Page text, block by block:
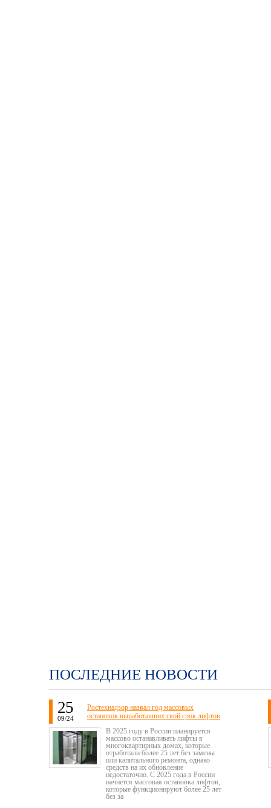
ПОСЛЕДНИЕ НОВОСТИ
25
09/24
Ростехнадзор назвал год массовых
остановок выработавших свой срок лифтов
В 2025 году в России планируется
массово останавливать лифты в
многоквартирных домах, которые
отработали более 25 лет без замены
или капитального ремонта, однако
средств на их обновление
недостаточно. С 2025 года в России
начнется массовая остановка лифтов,
которые функционируют более 25 лет
без за